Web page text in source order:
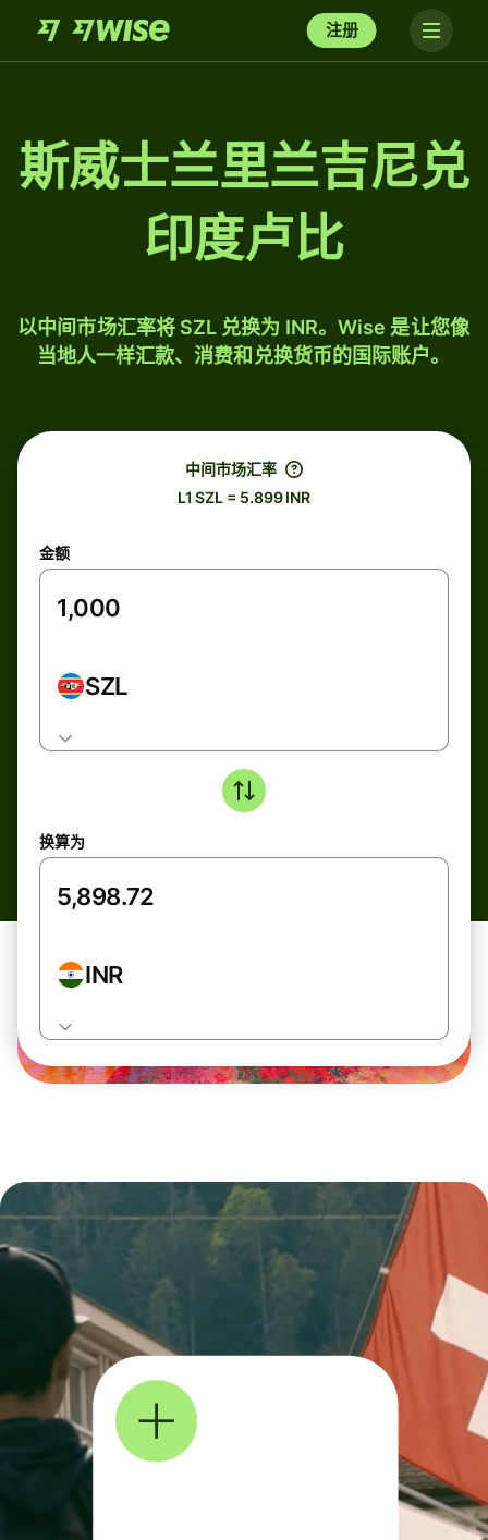
注册
斯威士兰里兰吉尼兑
印度卢比
以中间市场汇率将 SZL 兑换为 INR。Wise 是让您像
当地人一样汇款、消费和兑换货币的国际账户。
中间市场汇率
L1 SZL = 5.899 INR
金额
SZL
换算为
INR